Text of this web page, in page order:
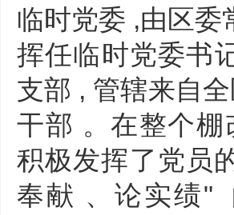
临时党委 ,由区委
挥任临时党委书
支部 , 管辖来自
干部 。在整个
积极发挥了党员
奉献 、论实绩"